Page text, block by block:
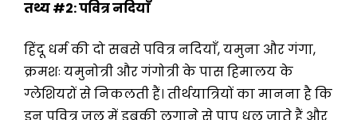
तथ्य#2:पवित्र नदियाँ
हिंदू धर्म की दो सबसे पवित्र नदियाँ, यमुना और गंगा,
क्रमशः यमुनोत्री और गंगोत्री के पास हिमालय के
ग्लेशियरों से निकलती हैं। तीर्थयात्रियों का मानना है कि